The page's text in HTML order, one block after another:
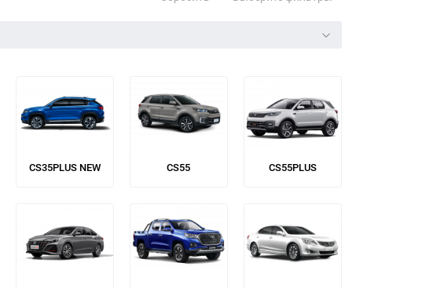
CS35PLUS NEW CS55 CS55PLUS